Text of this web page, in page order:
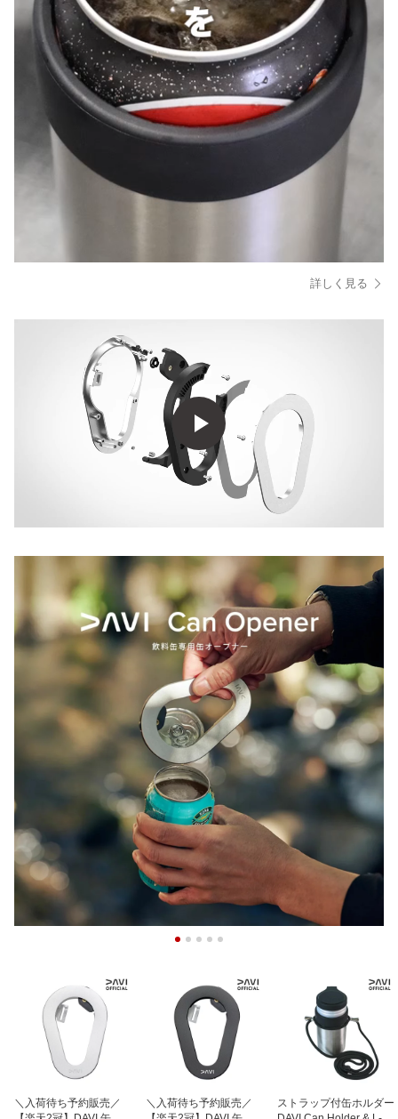
詳しく見る
＼入荷待ち予約販売／
＼入荷待ち予約販売／
ストラップ付缶ホルダー